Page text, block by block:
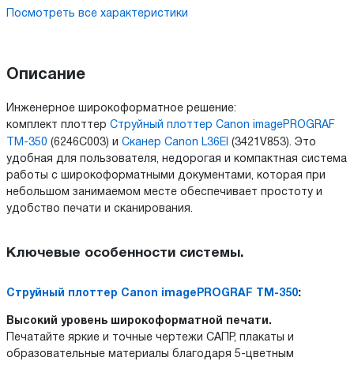
Посмотреть все характеристики
Описание
Инженерное широкоформатное решение:
комплект плоттер Струйный плоттер Canon imagePROGRAF
TM-350 (6246C003) и Сканер Canon L36EI (3421V853). Это
удобная для пользователя, недорогая и компактная система
работы с широкоформатными документами, которая при
небольшом занимаемом месте обеспечивает простоту и
удобство печати и сканирования.
Ключевые особенности системы.
Струйный плоттер Canon imagePROGRAF TM-350:
Высокий уровень широкоформатной печати.
Печатайте яркие и точные чертежи САПР, плакаты и
образовательные материалы благодаря 5-цветным